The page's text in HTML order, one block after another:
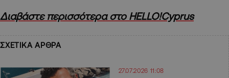
Διαβάστε περισσότερα στο HELLO!Cyprus
ΣΧΕΤΙΚΑ ΑΡΘΡΑ
27.07.2026 11:08